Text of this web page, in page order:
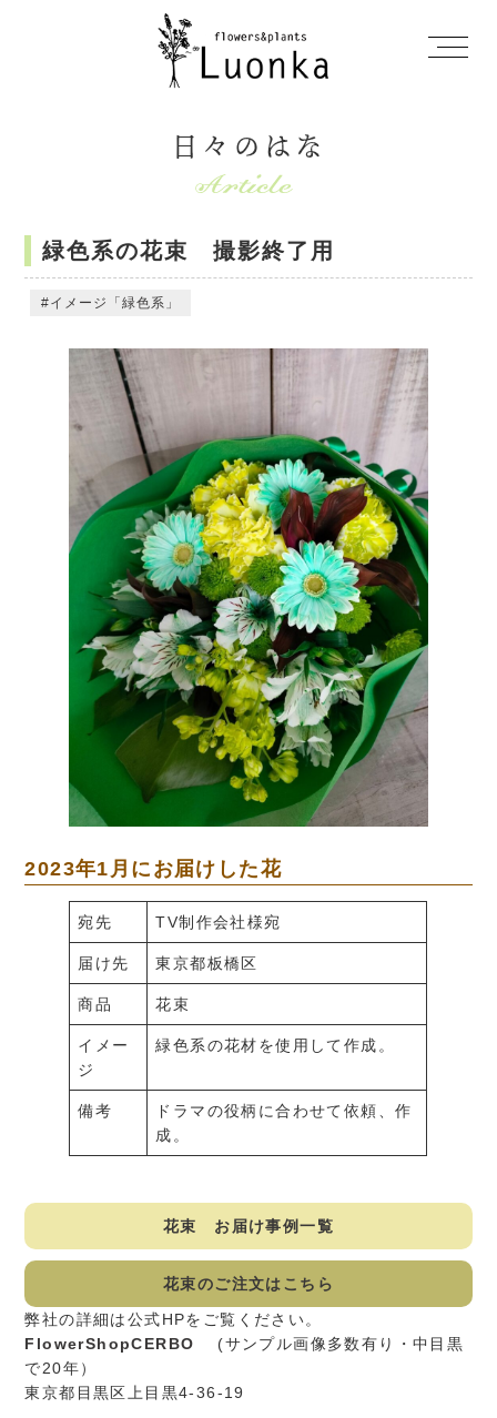
日々のはな
緑色系の花束 撮影終了用
イメージ「緑色系」
2023年1月にお届けした花
宛先 TV制作会社様宛
届け先 東京都板橋区
商品 花束
イメー
ジ
緑色系の花材を使用して作成。
備考
ドラマの役柄に合わせて依頼、作
成。
花束 お届け事例一覧
花束のご注文はこちら
弊社の詳細は公式HPをご覧ください。
FlowerShopCERBO
(サンプル画像多数有り・中目黒
で20年）
東京都目黒区上目黒4-36-19